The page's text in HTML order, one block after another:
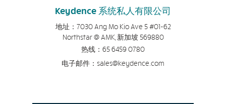
Keydence 系统私人有限公司
地址： 7030 Ang Mo Kio Ave 5 #01-62
Northstar @ AMK, 新加坡 569880
热线： 656459 0780
电子邮件： sales@keydence.com